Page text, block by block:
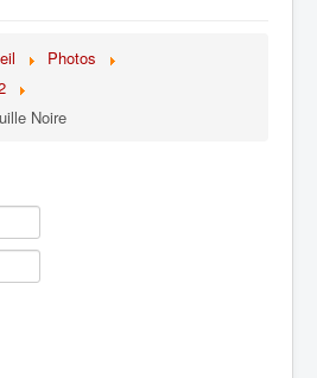
Photos
Noire